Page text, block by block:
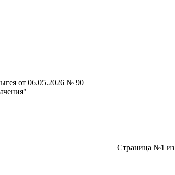
от 06.05.2026 № 90
Страница №1 из